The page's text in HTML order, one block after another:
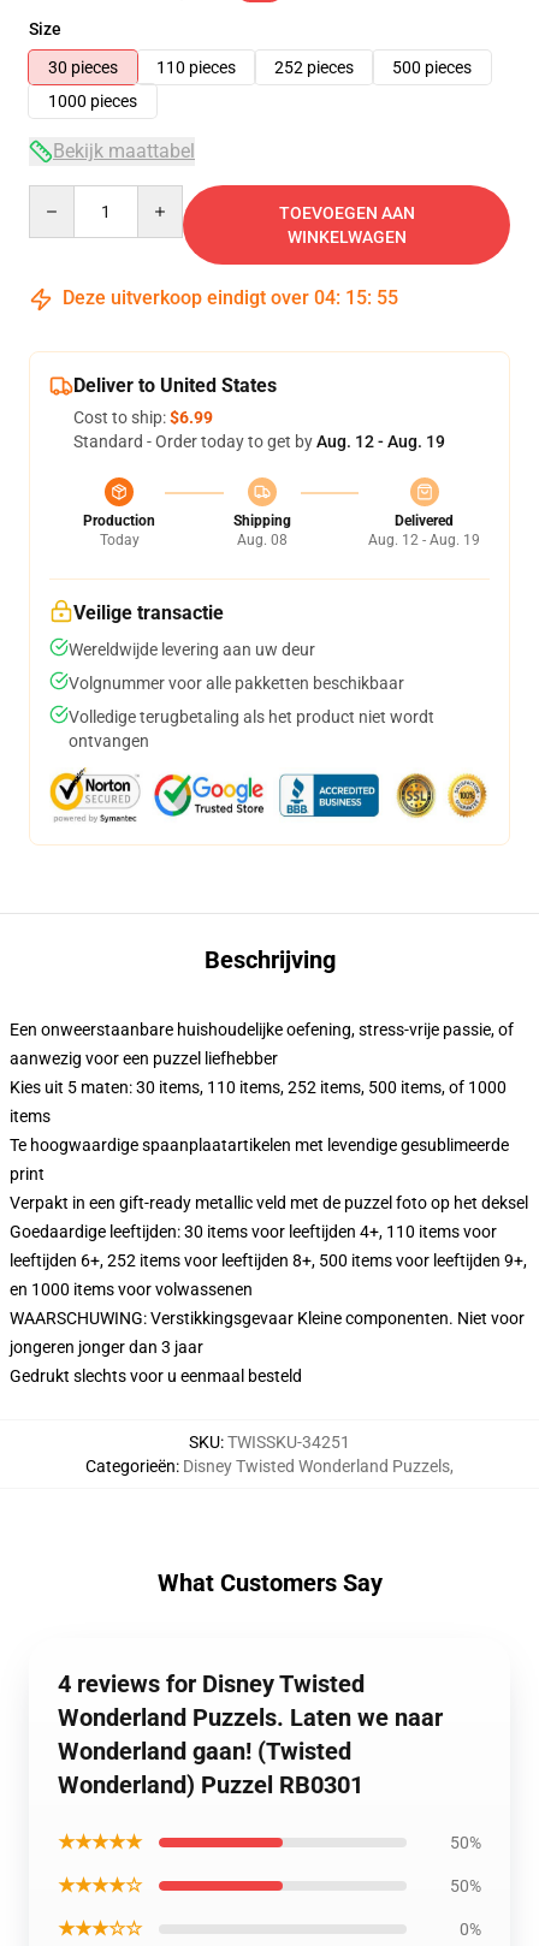
Size
30 pieces
110 pieces 252 pieces
500 pieces
1000 pieces
Bekijk maattabel
TOEVOEGEN AAN
WINKELWAGEN
Deze uitverkoop eindigt over 04: 15: 54
Deliver to United States
Cost to ship:$6.99
Standard - Order today to get byAug. 12 - Aug. 19
Production
Today
Shipping
Aug. 08
Delivered
Aug. 12 - Aug. 19
Veilige transactie
Wereldwijde levering aan uw deur
Volgnummer voor alle pakketten beschikbaar
Volledige terugbetaling als het product niet wordt
ontvangen
Beschrijving
Een onweerstaanbare huishoudelijke oefening, stress-vrije passie, of
aanwezig voor een puzzel liefhebber
Kies uit 5 maten: 30 items, 110 items, 252 items, 500 items, of 1000
items
Te hoogwaardige spaanplaatartikelen met levendige gesublimeerde
print
Verpakt in een gift-ready metallic veld met de puzzel foto op het deksel
Goedaardige leeftijden: 30 items voor leeftijden 4+, 110 items voor
leeftijden 6+, 252 items voor leeftijden 8+, 500 items voor leeftijden 9+,
en 1000 items voor volwassenen
WAARSCHUWING: Verstikkingsgevaar Kleine componenten. Niet voor
jongeren jonger dan 3 jaar
Gedrukt slechts voor u eenmaal besteld
SKU:TWISSKU-34251
Categorieën: Disney Twisted Wonderland Puzzels,
What Customers Say
4 reviews for Disney Twisted
Wonderland Puzzels. Laten we naar
Wonderland gaan! (Twisted
Wonderland) Puzzel RB0301
★★★★★ 50%
★★★★☆ 50%
★★★☆☆ 0%